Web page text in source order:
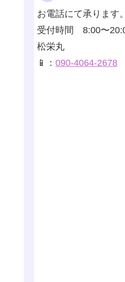
お電話にて承ります。
受付時間 8:00〜
松栄丸
📱： 090-4064-2678